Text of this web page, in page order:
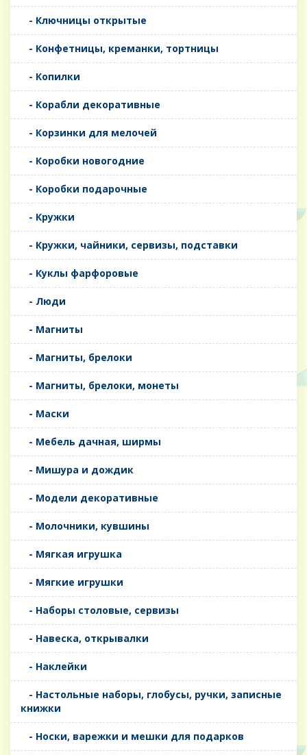
- Ключницы открытые
- Конфетницы, креманки, тортницы
- Копилки
- Корабли декоративные
- Корзинки для мелочей
- Коробки новогодние
- Коробки подарочные
- Кружки
- Кружки, чайники, сервизы, подставки
- Куклы фарфоровые
- Люди
- Магниты
- Магниты, брелоки
- Магниты, брелоки, монеты
- Маски
- Мебель дачная, ширмы
- Мишура и дождик
- Модели декоративные
- Молочники, кувшины
- Мягкая игрушка
- Мягкие игрушки
- Наборы столовые, сервизы
- Навеска, открывалки
- Наклейки
- Настольные наборы, глобусы, ручки, записные
книжки
- Носки, варежки и мешки для подарков